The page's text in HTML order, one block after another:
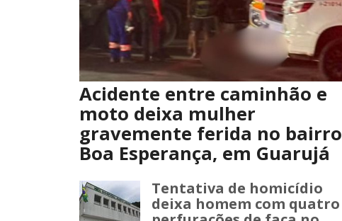
Acidente entre caminhão e
moto deixa mulher
gravemente ferida no bairro
Boa Esperança, em Guarujá
Tentativa de homicídio
deixa homem com quatro